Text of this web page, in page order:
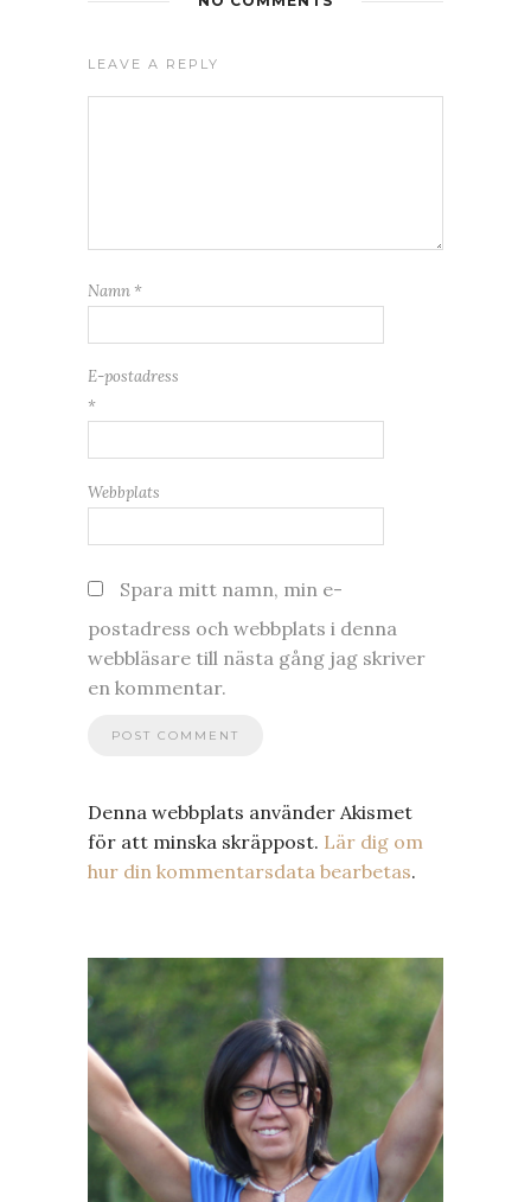
LEAVE A REPLY
Namn *
E-postadress
*
Webbplats
Spara mitt namn, min e-
postadress och webbplats i denna
webbläsare till nästa gång jag skriver
en kommentar.
Denna webbplats använder Akismet
för att minska skräppost. Lär dig om
hur din kommentarsdata bearbetas.